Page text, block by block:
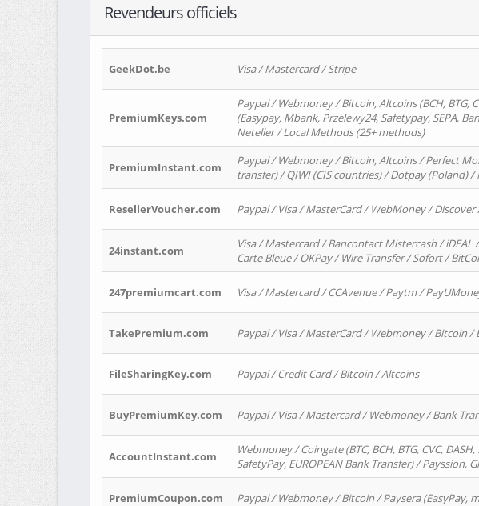
Revendeurs officiels
GeekDot.be Visa / Mastercard / Stripe
PremiumKeys.com
Paypal / Webmoney / Bitcoin, Altcoins (BCH, BTG,
(Easypay, Mbank, Przelewy24, Safetypay, SEPA,
Neteller / Local Methods (25+ methods)
PremiumInstant.com
Paypal / Webmoney / Bitcoin, Altcoins / Perfect
transfer) / QIWI (CIS countries) / Dotpay (Poland)
ResellerVoucher.com Paypal / Visa / MasterCard / WebMoney /
24instant.com
Visa / Mastercard / Bancontact Mistercash /
Carte Bleue / OKPay / Wire Transfer / Sofort /
247premiumcart.com Visa / Mastercard / CCAvenue / Paytm /
TakePremium.com Paypal / Visa / MasterCard / Webmoney / Bitcoin /
FileSharingKey.com Paypal / Credit Card / Bitcoin / Altcoins
BuyPremiumKey.com Paypal / Visa / Mastercard / Webmoney / Bank
AccountInstant.com
Webmoney / Coingate (BTC, BCH, BTG, CVC,
SafetyPay, EUROPEAN Bank Transfer) /
PremiumCoupon.com Paypal / Webmoney / Bitcoin / Paysera (EasyPay,